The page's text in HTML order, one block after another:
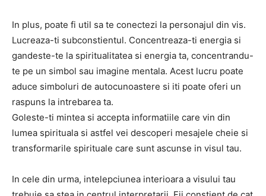
In plus, poate fi util sa te conectezi la personajul din vis.
Lucreaza-ti subconstientul. Concentreaza-ti energia si
gandeste-te la spiritualitatea si energia ta, concentrandu-
te pe un simbol sau imagine mentala. Acest lucru poate
aduce simboluri de autocunoastere si iti poate oferi un
raspuns la intrebarea ta.
Goleste-ti mintea si accepta informatiile care vin din
lumea spirituala si astfel vei descoperi mesajele cheie si
transformarile spirituale care sunt ascunse in visul tau.
In cele din urma, intelepciunea interioara a visului tau